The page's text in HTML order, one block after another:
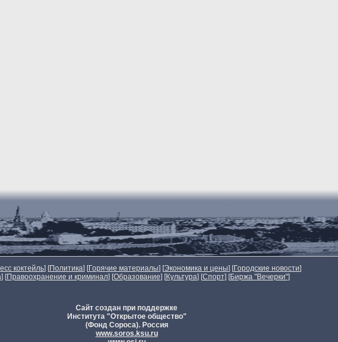
коктейль] [Политика] [Горячие материалы] [Экономика и цены] [Городские новости]
] [Правоохранение и криминал] [Образование] [Культура] [Спорт] [Биржа "Вечерки"]
Сайт создан при поддержке
Института "Открытое общество"
(Фонд Сороса). Россия
www.soros.ksu.ru